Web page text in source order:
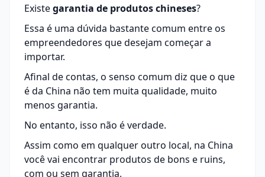
Existegarantia de produtos chineses?
Essa é uma dúvida bastante comum entre os
empreendedores que desejam começar a
importar.
Afinal de contas, o senso comum diz que o que
é da China não tem muita qualidade, muito
menos garantia.
No entanto, isso não é verdade.
Assim como em qualquer outro local, na China
você vai encontrar produtos de bons e ruins,
com ou sem garantia.